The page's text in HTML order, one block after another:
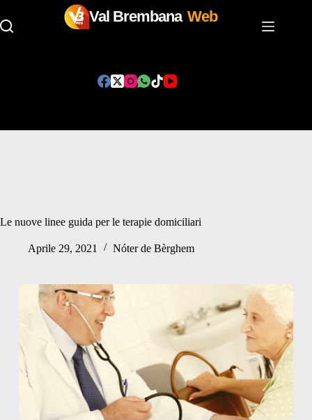
Val Brembana Web
Le nuove linee guida per le terapie domiciliari
Aprile 29, 2021 Nóter de Bèrghem